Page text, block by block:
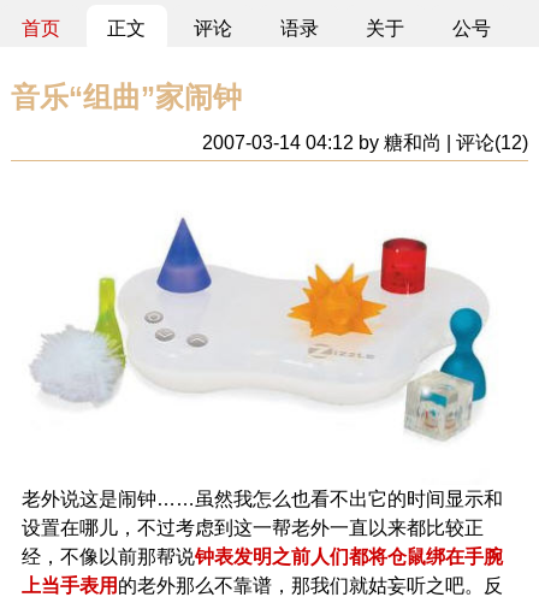
首页 正文 评论 语录 关于 公号
音乐“组曲”家闹钟
2007-03-14 04:12 by 糖和尚 | 评论(12)
老外说这是闹钟……虽然我怎么也看不出它的时间显示和
设置在哪儿，不过考虑到这一帮老外一直以来都比较正
经，不像以前那帮说钟表发明之前人们都将仓鼠绑在手腕
上当手表用 的老外那么不靠谱，那我们就姑妄听之吧。反